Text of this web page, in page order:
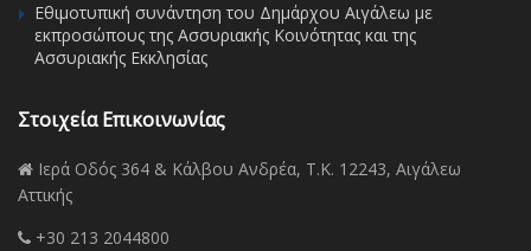
Εθιμοτυπική συνάντηση του Δημάρχου Αιγάλεω με
εκπροσώπους της Ασσυριακής Κοινότητας και της
Ασσυριακής Εκκλησίας
Στοιχεία Επικοινωνίας
Ιερά Οδός 364 & Κάλβου Ανδρέα, Τ.Κ. 12243, Αιγάλεω
Αττικής
+30 213 2044800